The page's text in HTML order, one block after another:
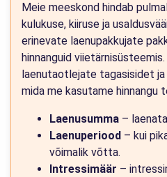
Meie meeskond hindab
kulukuse, kiiruse ja
erinevate laenupakkujate
hinnanguid
laenutaotlejate tagasisidet ja
mida me kasutame hinnangu
Laenusumma –
Laenuperiood – kui
võimalik võtta.
Intressimäär –